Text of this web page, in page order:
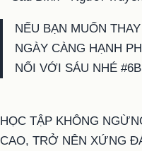
NẾU BẠN MUỐN
NGÀY CÀNG HẠNH
NỐI VỚI SÁU NHÉ
HỌC TẬP KHÔNG
CAO, TRỞ NÊN XỨNG